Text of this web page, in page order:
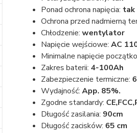
Ponad ochrona napięcia: tak
Ochrona przed nadmierną
Chłodzenie: wentylator
Napięcie wejściowe: AC
Minimalne napięcie
Zakres baterii: 4-100Ah
Zabezpieczenie termiczne:
Wydajność: App. 85%.
Zgodne standardy:
Długość zasilania: 90cm
Długość zacisków: 65 cm